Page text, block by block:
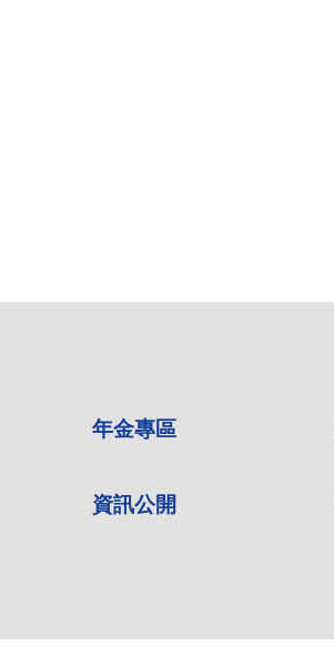
年金專區
資訊公開